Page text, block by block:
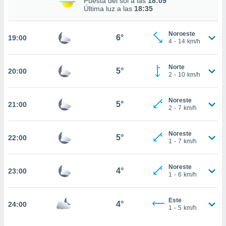
como
IP
en
a lo que
Para
u
Última luz a las 18:35
19:00 6°
Noroeste
4 - 14 km/h
20:00 5°
Norte
2 - 10 km/h
21:00 5°
Noreste
2 - 7 km/h
22:00 5°
Noreste
1 - 7 km/h
23:00 4°
Noreste
1 - 6 km/h
24:00 4°
Este
1 - 5 km/h